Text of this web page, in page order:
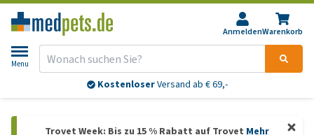
AnmeldenWarenkorb
Menu
KostenloserVersand ab € 69,-
Trovet Week: Bis zu 15 % Rabatt auf Trovet Mehr